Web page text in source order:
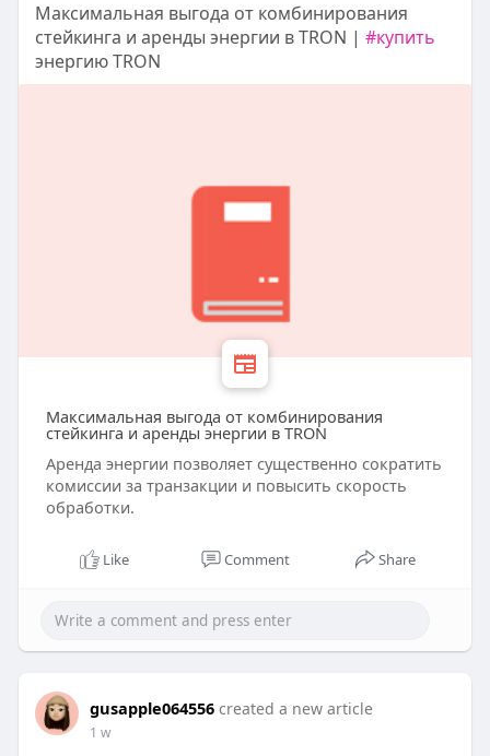
Максимальная выгода от комбинирования
стейкинга и аренды энергии в TRON | #купить
энергию TRON
Максимальная выгода от комбинирования
стейкинга и аренды энергии в TRON
Аренда энергии позволяет существенно сократить
комиссии за транзакции и повысить скорость
обработки.
Like Comment Share
gusapple064556 created a new article
1 w